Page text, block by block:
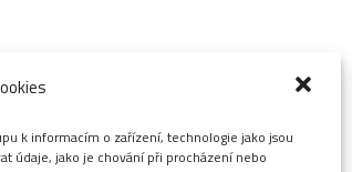
k informacím o zařízení, technologie jako jsou
údaje, jako je chování při procházení nebo